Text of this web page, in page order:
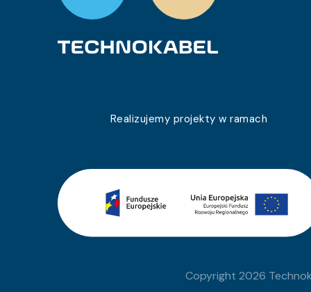
Realizujemy projekty w ramach
Copyright 2026